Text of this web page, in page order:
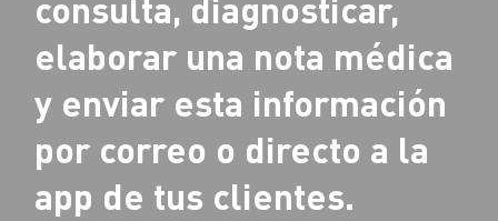
consulta, diagnosticar,
elaborar una nota médica
y enviar esta información
por correo o directo a la
app de tus clientes.